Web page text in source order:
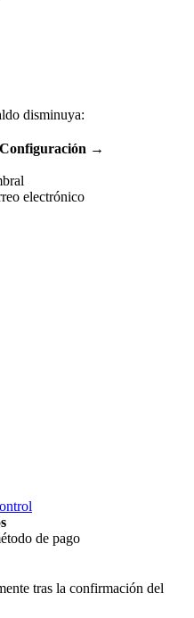
disminuya:
→
electrónico
de pago
tras la confirmación del